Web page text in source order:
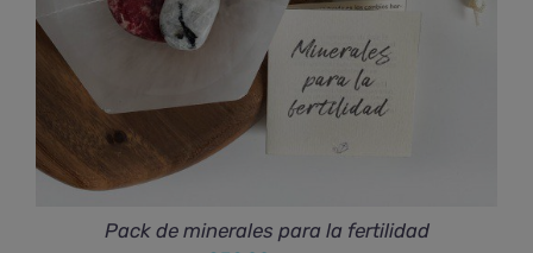
Pack de minerales para la fertilidad